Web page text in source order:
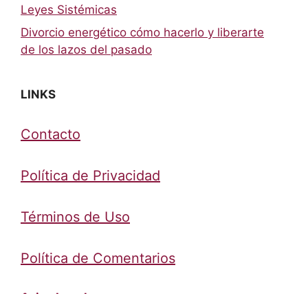
Leyes Sistémicas
Divorcio energético cómo hacerlo y liberarte
de los lazos del pasado
LINKS
Contacto
Política de Privacidad
Términos de Uso
Política de Comentarios